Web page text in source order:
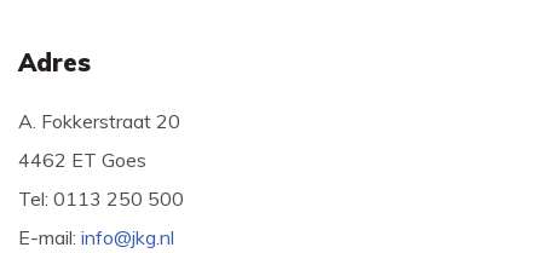
Adres
A. Fokkerstraat 20
4462 ET Goes
Tel: 0113 250 500
E-mail: info@jkg.nl